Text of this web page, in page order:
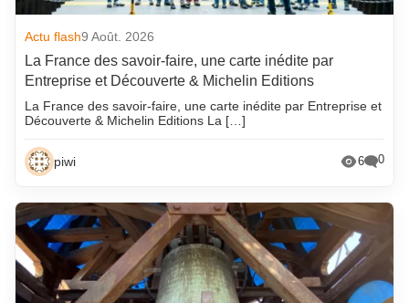
Actu flash9 Août. 2026
La France des savoir-faire, une carte inédite par
Entreprise et Découverte & Michelin Editions
La France des savoir-faire, une carte inédite par Entreprise et
Découverte & Michelin Editions La […]
piwi 6 0